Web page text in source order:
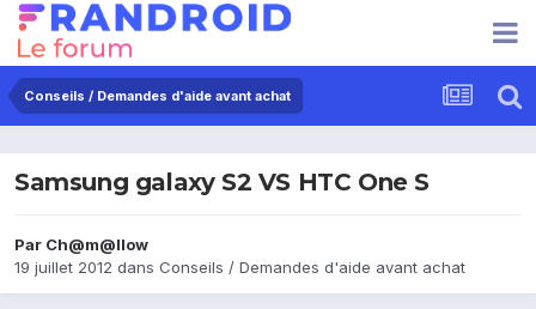
Conseils / Demandes d'aide avant achat
Samsung galaxy S2 VS HTC One S
Par Ch@m@llow
19 juillet 2012 dans Conseils / Demandes d'aide avant achat